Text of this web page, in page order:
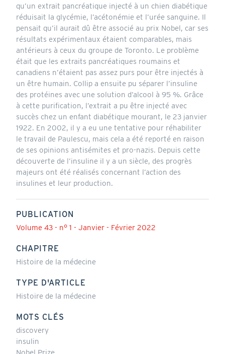
qu’un extrait pancréatique injecté à un chien diabétique
réduisait la glycémie, l’acétonémie et l’urée sanguine. Il
pensait qu’il aurait dû être associé au prix Nobel, car ses
résultats expérimentaux étaient comparables, mais
antérieurs à ceux du groupe de Toronto. Le problème
était que les extraits pancréatiques roumains et
canadiens n’étaient pas assez purs pour être injectés à
un être humain. Collip a ensuite pu séparer l’insuline
des protéines avec une solution d’alcool à 95 %. Grâce
à cette purification, l’extrait a pu être injecté avec
succès chez un enfant diabétique mourant, le 23 janvier
1922. En 2002, il y a eu une tentative pour réhabiliter
le travail de Paulescu, mais cela a été reporté en raison
de ses opinions antisémites et pro-nazis. Depuis cette
découverte de l’insuline il y a un siècle, des progrès
majeurs ont été réalisés concernant l’action des
insulines et leur production.
PUBLICATION
Volume 43 - n° 1 - Janvier - Février 2022
CHAPITRE
Histoire de la médecine
TYPE D'ARTICLE
Histoire de la médecine
MOTS CLÉS
discovery
insulin